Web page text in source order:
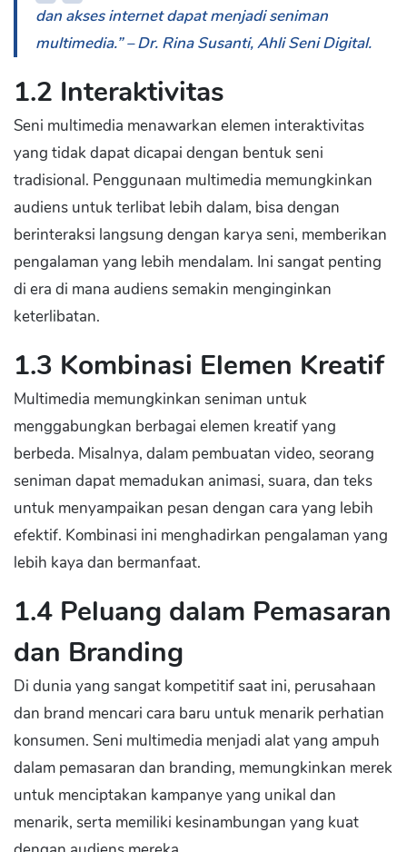
dan akses internet dapat menjadi seniman
multimedia.” – Dr. Rina Susanti, Ahli Seni Digital.
1.2 Interaktivitas
Seni multimedia menawarkan elemen interaktivitas
yang tidak dapat dicapai dengan bentuk seni
tradisional. Penggunaan multimedia memungkinkan
audiens untuk terlibat lebih dalam, bisa dengan
berinteraksi langsung dengan karya seni, memberikan
pengalaman yang lebih mendalam. Ini sangat penting
di era di mana audiens semakin menginginkan
keterlibatan.
1.3 Kombinasi Elemen Kreatif
Multimedia memungkinkan seniman untuk
menggabungkan berbagai elemen kreatif yang
berbeda. Misalnya, dalam pembuatan video, seorang
seniman dapat memadukan animasi, suara, dan teks
untuk menyampaikan pesan dengan cara yang lebih
efektif. Kombinasi ini menghadirkan pengalaman yang
lebih kaya dan bermanfaat.
1.4 Peluang dalam Pemasaran
dan Branding
Di dunia yang sangat kompetitif saat ini, perusahaan
dan brand mencari cara baru untuk menarik perhatian
konsumen. Seni multimedia menjadi alat yang ampuh
dalam pemasaran dan branding, memungkinkan merek
untuk menciptakan kampanye yang unikal dan
menarik, serta memiliki kesinambungan yang kuat